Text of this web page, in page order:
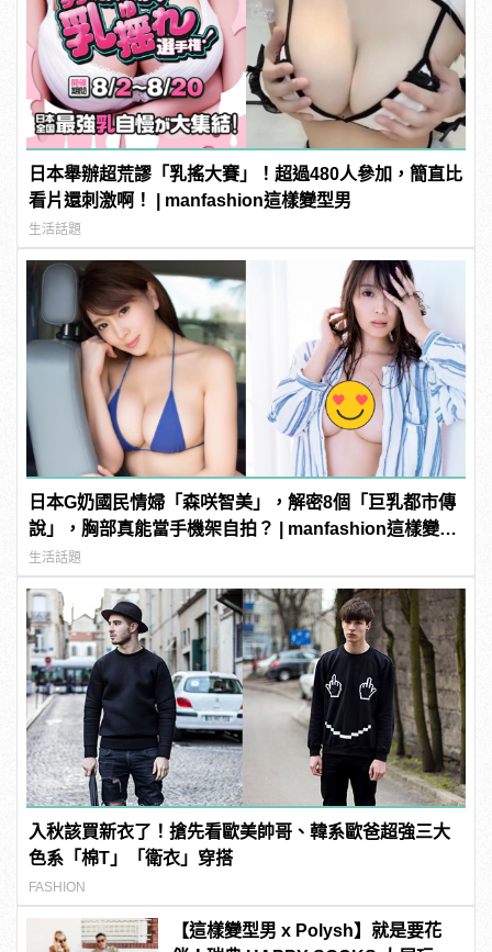
日本舉辦超荒謬「乳搖大賽」！超過480人參加，簡直比
看片還刺激啊！ | manfashion這樣變型男
生活話題
日本G奶國民情婦「森咲智美」，解密8個「巨乳都市傳
說」，胸部真能當手機架自拍？ | manfashion這樣變型
男
生活話題
入秋該買新衣了！搶先看歐美帥哥、韓系歐爸超強三大
色系「棉T」「衛衣」穿搭
FASHION
【這樣變型男 x Polysh】就是要花